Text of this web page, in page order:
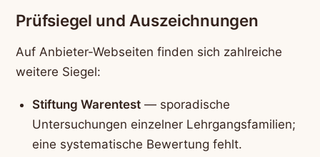
Prüfsiegel und Auszeichnungen
Auf Anbieter-Webseiten finden sich zahlreiche
weitere Siegel:
Stiftung Warentest— sporadische
Untersuchungen einzelner Lehrgangsfamilien;
eine systematische Bewertung fehlt.